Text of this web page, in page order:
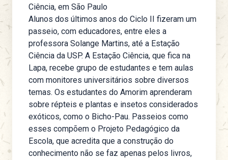
Ciência, em São Paulo
Alunos dos últimos anos do Ciclo II fizeram um
passeio, com educadores, entre eles a
professora Solange Martins, até a Estação
Ciência da USP. A Estação Ciência, que fica na
Lapa, recebe grupo de estudantes e tem aulas
com monitores universitários sobre diversos
temas. Os estudantes do Amorim aprenderam
sobre répteis e plantas e insetos considerados
exóticos, como o Bicho-Pau. Passeios como
esses compõem o Projeto Pedagógico da
Escola, que acredita que a construção do
conhecimento não se faz apenas pelos livros,